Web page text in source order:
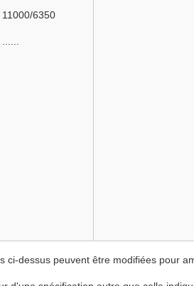
11000/6350
ci-dessus peuvent être modifiées pour